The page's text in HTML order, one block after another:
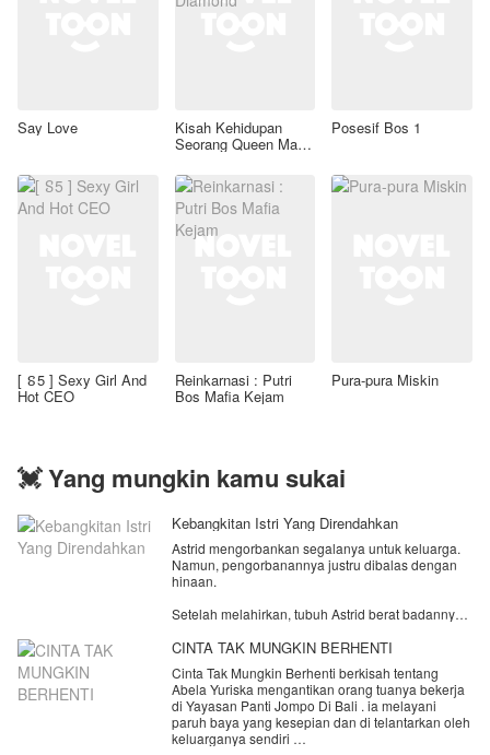
Say Love Kisah Kehidupan
Seorang Queen Mafia
Posesif Bos 1
[ ៜ5 ] Sexy Girl And
Hot CEO
Reinkarnasi : Putri
Bos Mafia Kejam
Pura-pura Miskin
💓 Yang mungkin kamu sukai
Kebangkitan Istri Yang Direndahkan
Astrid mengorbankan segalanya untuk keluarga.
Namun, pengorbanannya justru dibalas dengan
hinaan.
Setelah melahirkan, tubuh Astrid berat badannya
yang seorang dokter, merasa malu memiliki istri
juga menganggap Astrid sebagai wanita tidak
berguna karena tidak memiliki pekerjaan maupun
prestasi yang bisa dibanggakan.
Puncaknya terjadi saat Lucas dan Marta
CINTA TAK MUNGKIN BERHENTI
Cinta Tak Mungkin Berhenti berkisah tentang
Abela Yuriska mengantikan orang tuanya bekerja
di Yayasan Panti Jompo Di Bali . ia melayani
paruh baya yang kesepian dan di telantarkan oleh
keluarganya sendiri